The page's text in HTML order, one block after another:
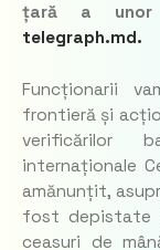
țară a unor
telegraph.md.
Funcționarii
frontieră și
verificărilor
internaționale
amănunțit,
fost depistate
ceasuri de